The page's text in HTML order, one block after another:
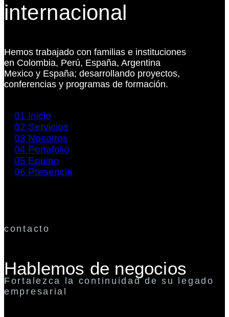
internacional
Hemos trabajado con familias e instituciones
en Colombia, Perú, España, Argentina
Mexico y España; desarrollando proyectos,
conferencias y programas de formación.
01 Inicio
02 Servicios
03 Nosotros
04 Portafolio
05 Equipo
06 Presencia
contacto
Hablemos de negocios
Fortalezca la continuidad de su legado
empresarial